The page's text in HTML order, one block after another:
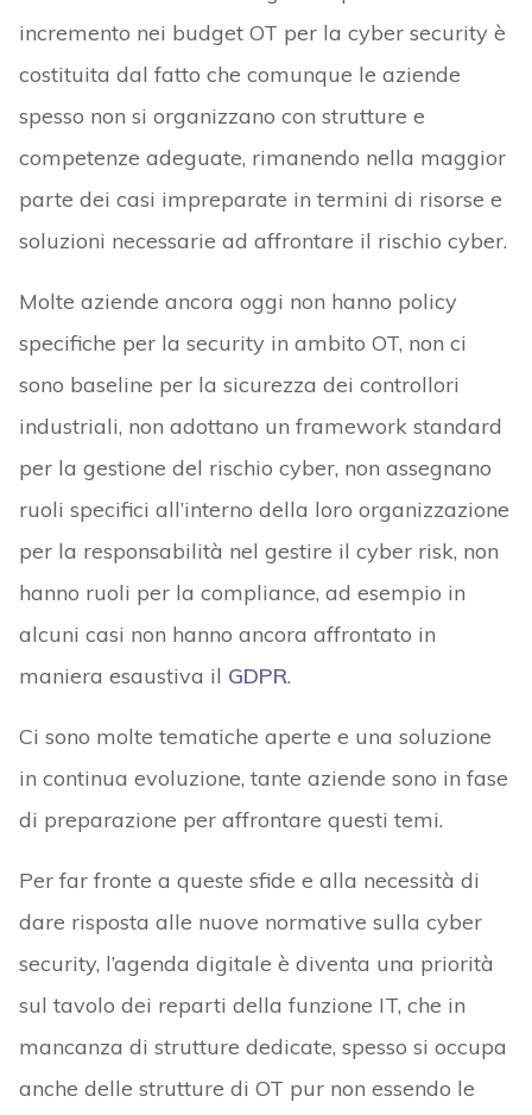
incremento nei budget OT per la cyber security è
costituita dal fatto che comunque le aziende
spesso non si organizzano con strutture e
competenze adeguate, rimanendo nella maggior
parte dei casi impreparate in termini di risorse e
soluzioni necessarie ad affrontare il rischio cyber.
Molte aziende ancora oggi non hanno policy
specifiche per la security in ambito OT, non ci
sono baseline per la sicurezza dei controllori
industriali, non adottano un framework standard
per la gestione del rischio cyber, non assegnano
ruoli specifici all’interno della loro organizzazione
per la responsabilità nel gestire il cyber risk, non
hanno ruoli per la compliance, ad esempio in
alcuni casi non hanno ancora affrontato in
maniera esaustiva il GDPR.
Ci sono molte tematiche aperte e una soluzione
in continua evoluzione, tante aziende sono in fase
di preparazione per affrontare questi temi.
Per far fronte a queste sfide e alla necessità di
dare risposta alle nuove normative sulla cyber
security, l’agenda digitale è diventa una priorità
sul tavolo dei reparti della funzione IT, che in
mancanza di strutture dedicate, spesso si occupa
anche delle strutture di OT pur non essendo le